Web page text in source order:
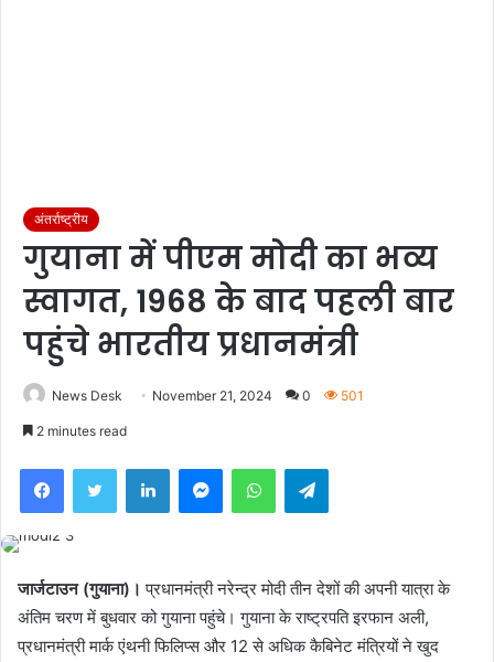
अंतर्राष्ट्रीय
गुयाना में पीएम मोदी का भव्य
स्वागत, 1968 के बाद पहली बार
पहुंचे भारतीय प्रधानमंत्री
News Desk November 21, 2024 0 501
2 minutes read
जार्जटाउन (गुयाना)।प्रधानमंत्री नरेन्द्र मोदी तीन देशों की अपनी यात्रा के
अंतिम चरण में बुधवार को गुयाना पहुंचे। गुयाना के राष्ट्रपति इरफान अली,
प्रधानमंत्री मार्क एंथनी फिलिप्स और 12 से अधिक कैबिनेट मंत्रियों ने खुद